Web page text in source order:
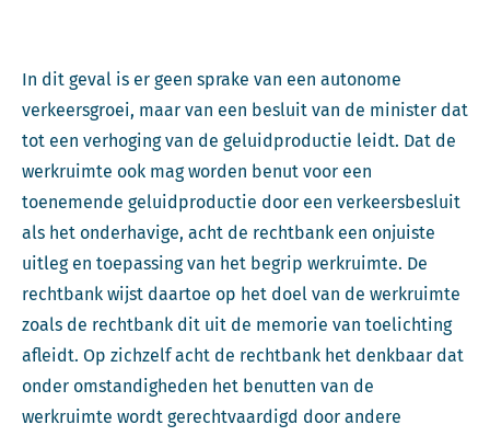
In dit geval is er geen sprake van een autonome
verkeersgroei, maar van een besluit van de minister dat
tot een verhoging van de geluidproductie leidt. Dat de
werkruimte ook mag worden benut voor een
toenemende geluidproductie door een verkeersbesluit
als het onderhavige, acht de rechtbank een onjuiste
uitleg en toepassing van het begrip werkruimte. De
rechtbank wijst daartoe op het doel van de werkruimte
zoals de rechtbank dit uit de memorie van toelichting
afleidt. Op zichzelf acht de rechtbank het denkbaar dat
onder omstandigheden het benutten van de
werkruimte wordt gerechtvaardigd door andere